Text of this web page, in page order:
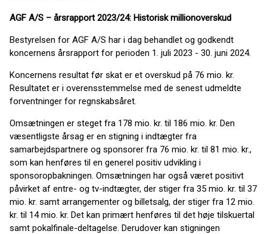
AGF A/S – årsrapport 2023/24: Historisk millionoverskud
Bestyrelsen for AGF A/S har i dag behandlet og godkendt
koncernens årsrapport for perioden 1. juli 2023 - 30. juni 2024.
Koncernens resultat før skat er et overskud på 76 mio. kr.
Resultatet er i overensstemmelse med de senest udmeldte
forventninger for regnskabsåret.
Omsætningen er steget fra 178 mio. kr. til 186 mio. kr. Den
væsentligste årsag er en stigning i indtægter fra
samarbejdspartnere og sponsorer fra 76 mio. kr. til 81 mio. kr.,
som kan henføres til en generel positiv udvikling i
sponsoropbakningen. Omsætningen har også været positivt
påvirket af entre- og tv-indtægter, der stiger fra 35 mio. kr. til 37
mio. kr. samt arrangementer og billetsalg, der stiger fra 12 mio.
kr. til 14 mio. kr. Det kan primært henføres til det høje tilskuertal
samt pokalfinale-deltagelse. Derudover kan stigningen